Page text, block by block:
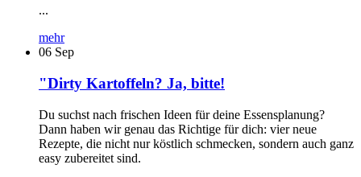
...
mehr
06 Sep
"Dirty Kartoffeln? Ja, bitte!
Du suchst nach frischen Ideen für deine Essensplanung?
Dann haben wir genau das Richtige für dich: vier neue
Rezepte, die nicht nur köstlich schmecken, sondern auch ganz
easy zubereitet sind.